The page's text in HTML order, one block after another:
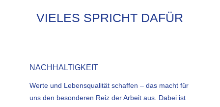
VIELES SPRICHT DAFÜR
NACHHALTIGKEIT
Werte und Lebensqualität schaffen – das macht für
uns den besonderen Reiz der Arbeit aus. Dabei ist